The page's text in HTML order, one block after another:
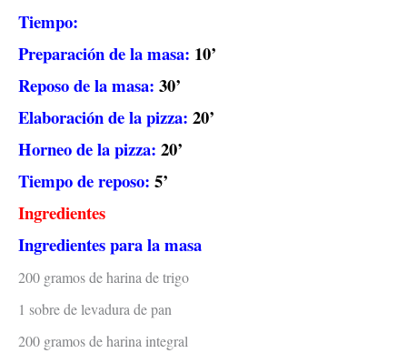
Tiempo:
Preparación de la masa: 10’
Reposo de la masa: 30’
Elaboración de la pizza: 20’
Horneo de la pizza: 20’
Tiempo de reposo: 5’
Ingredientes
Ingredientes para la masa
200 gramos de harina de trigo
1 sobre de levadura de pan
200 gramos de harina integral